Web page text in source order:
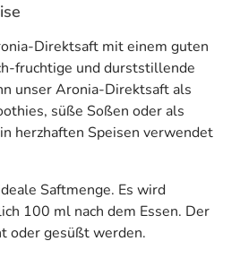
Bio-Aroniabeeren
entwickelt, die
Direktsaft mit einem guten
unser Aronia-Direktsaft als
süße Soßen oder als
herzhaften Speisen verwendet
Direktsaft mit einem guten
fruchtige und durststillende
unser Aronia-Direktsaft als
süße Soßen oder als
herzhaften Speisen verwendet
Saftmenge. Es wird
100 ml nach dem Essen. Der
oder gesüßt werden.